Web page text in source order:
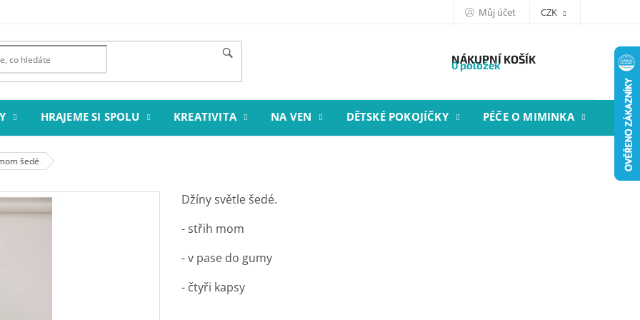
Můj účet CZK
NÁKUPNÍ KOŠÍK
0 položek
HRAJEME SI SPOLU KREATIVITA NA VEN DĚTSKÉ POKOJÍČKY PÉČE O MIMINKA
šedé
Džíny světle šedé.
- střih mom
- v pase do gumy
- čtyři kapsy